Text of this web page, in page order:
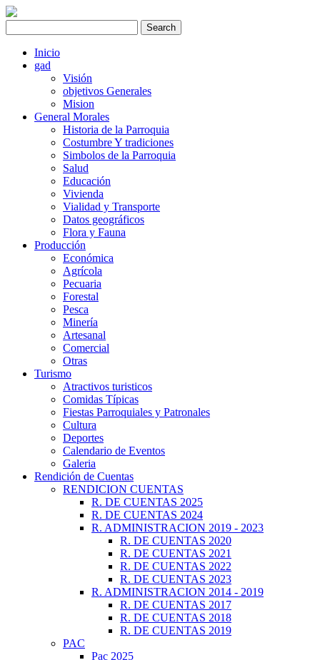
Inicio
gad
Visión
objetivos Generales
Mision
General Morales
Historia de la Parroquia
Costumbre Y tradiciones
Simbolos de la Parroquia
Salud
Educación
Vivienda
Vialidad y Transporte
Datos geográficos
Flora y Fauna
Producción
Económica
Agrícola
Pecuaria
Forestal
Pesca
Minería
Artesanal
Comercial
Otras
Turismo
Atractivos turisticos
Comidas Típicas
Fiestas Parroquiales y Patronales
Cultura
Deportes
Calendario de Eventos
Galeria
Rendición de Cuentas
RENDICION CUENTAS
R. DE CUENTAS 2025
R. DE CUENTAS 2024
R. ADMINISTRACION 2019 - 2023
R. DE CUENTAS 2020
R. DE CUENTAS 2021
R. DE CUENTAS 2022
R. DE CUENTAS 2023
R. ADMINISTRACION 2014 - 2019
R. DE CUENTAS 2017
R. DE CUENTAS 2018
R. DE CUENTAS 2019
PAC
Pac 2025